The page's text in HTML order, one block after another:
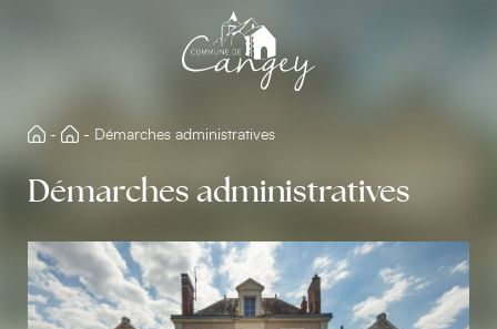
- - Démarches administratives
Démarches administratives